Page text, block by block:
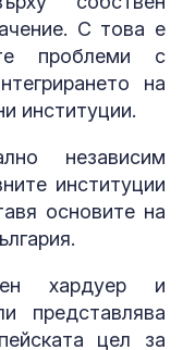
С това е
проблеми с
на
институции.
независим
институции
основите на
хардуер и
представлява
цел за